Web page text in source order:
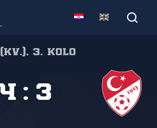
(kv.), 3. kolo
: 3